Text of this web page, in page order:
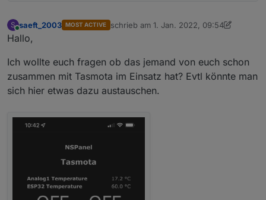
S
Online
saeft_2003 MOST ACTIVE schrieb am 1. Jan. 2022, 09:54
zuletzt editiert von saeft_20031. Jan.
Hallo,
Ich wollte euch fragen ob das jemand von euch schon
zusammen mit Tasmota im Einsatz hat? Evtl könnte man
sich hier etwas dazu austauschen.